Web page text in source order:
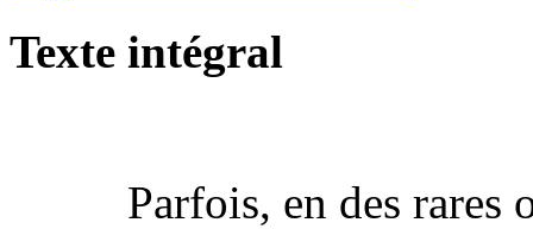
Texte intégral
Parfois, en des rares